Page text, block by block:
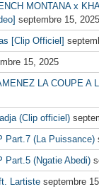
MONTANA x
septembre 15, 2025
[Clip Officiel]
15, 2025
LA COUPE A
(Clip officiel)
Part.7 (La Puissance)
Part.5 (Ngatie Abedi)
Lartiste septembre